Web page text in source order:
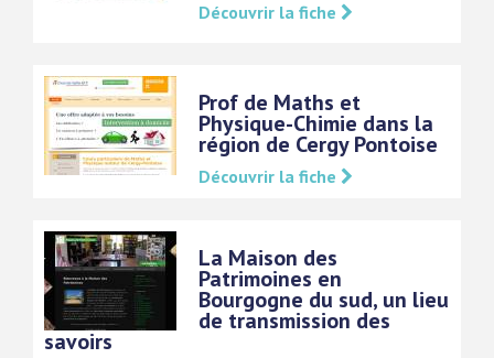
Découvrir la fiche
Prof de Maths et
Physique-Chimie dans la
région de Cergy Pontoise
Découvrir la fiche
La Maison des
Patrimoines en
Bourgogne du sud, un lieu
de transmission des
savoirs